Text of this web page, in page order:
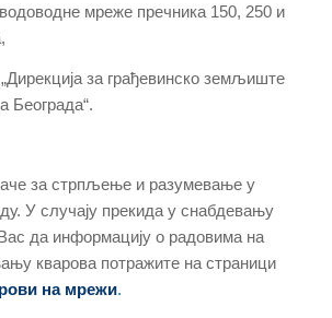
мреже пречника 150, 250 и
за грађевинско земљиште
Београда“.
за стрпљење и разумевање у
У случају прекида у снабдевању
да информацију о радовима на
кварова потражите на страници
на мрежи.